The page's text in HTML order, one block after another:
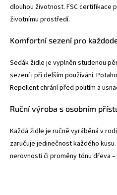
dlouhou životnost. FSC certifikace
životnímu prostředí.
Komfortní sezení pro
Sedák židle je vyplněn studenou
sezení i při delším používání.
Repellent chrání před politím a
Ruční výroba s osobním
Každá židle je ručně vyráběná v
zaručuje jedinečnost každého
nerovnosti či proměny tónu dřeva